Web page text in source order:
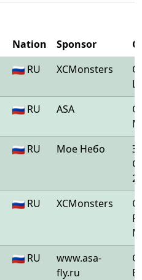
Nation Sponsor
RU XCMonsters
RU ASA
RU Мое Небо
RU XCMonsters
RU
www.asa-
fly.ru